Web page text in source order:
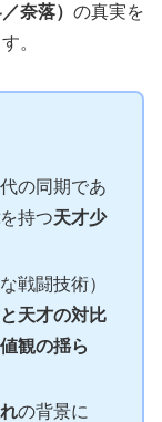
奈落） の真実を
。
の同期であ
を持つ天才少
戦闘技術）
天才の対比
観の揺ら
の背景に